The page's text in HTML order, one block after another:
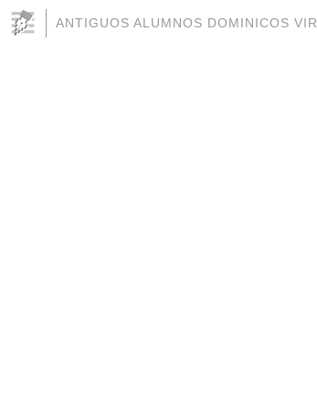
ANTIGUOS ALUMNOS DOMINICOS